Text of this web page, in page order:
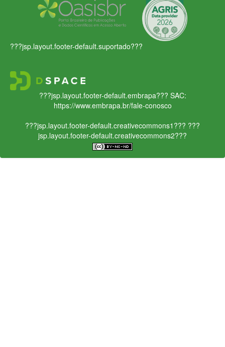
???jsp.layout.footer-default.suportado???
???jsp.layout.footer-default.embrapa??? SAC:
https://www.embrapa.br/fale-conosco
???jsp.layout.footer-default.creativecommons1??? ???
jsp.layout.footer-default.creativecommons2???